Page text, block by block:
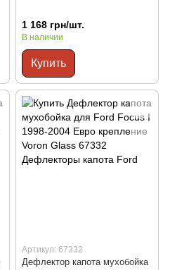
1 168 грн/шт.
В наличии
Купить
Артикул: 67332
Дефлектор капота мухобойка